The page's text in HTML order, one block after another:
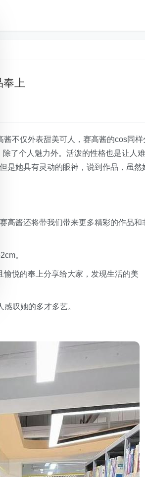
奉上
不仅外表甜美可人，赛高酱的cos同样
了个人魅力外。活泼的性格也是让人难
是她具有灵动的眼神，说到作品，虽然
高酱还将带我们带来更多精彩的作品和
。
悦的奉上分享给大家，发现生活的美
叹她的多才多艺。